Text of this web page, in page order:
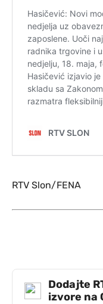
RTV Slon/FENA
Dodajte
izvore na